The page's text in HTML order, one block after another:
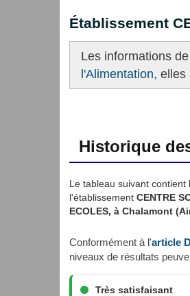
Établissement
Les informations
l'Alimentation, elles
Historique
Le tableau suivant
l'établissement CENTRE
ECOLES, à Chalamont
Conformément à l'article
niveaux de résultats
Très satisfaisant